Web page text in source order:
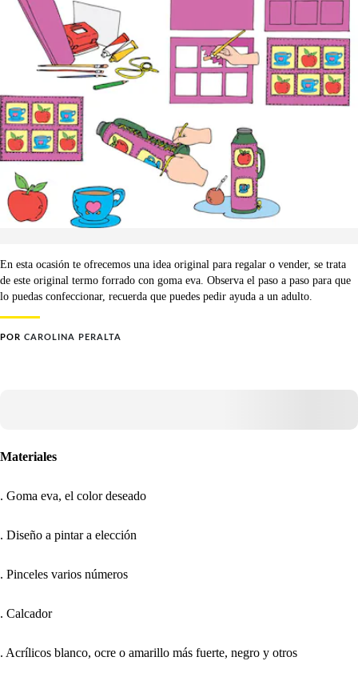
En esta ocasión te ofrecemos una idea original para regalar o vender, se trata
de este original termo forrado con goma eva. Observa el paso a paso para que
lo puedas confeccionar, recuerda que puedes pedir ayuda a un adulto.
POR CAROLINA PERALTA
Materiales
. Goma eva, el color deseado
. Diseño a pintar a elección
. Pinceles varios números
. Calcador
. Acrílicos blanco, ocre o amarillo más fuerte, negro y otros